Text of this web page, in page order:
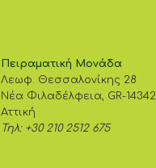
Πειραματική Μονάδα
Λεωφ. Θεσσαλονίκης 28
Νέα Φιλαδέλφεια, GR-14342
Αττική
Τηλ: +30 210 2512 675